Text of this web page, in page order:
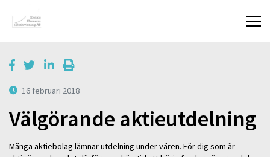
16 februari 2018
Välgörande aktieutdelning
Många aktiebolag lämnar utdelning under våren. För dig som är